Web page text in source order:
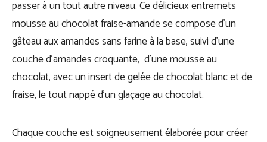
passer à un tout autre niveau. Ce délicieux entremets
mousse au chocolat fraise-amande se compose d’un
gâteau aux amandes sans farine à la base, suivi d’une
couche d’amandes croquante, d’une mousse au
chocolat, avec un insert de gelée de chocolat blanc et de
fraise, le tout nappé d’un glaçage au chocolat.
Chaque couche est soigneusement élaborée pour créer